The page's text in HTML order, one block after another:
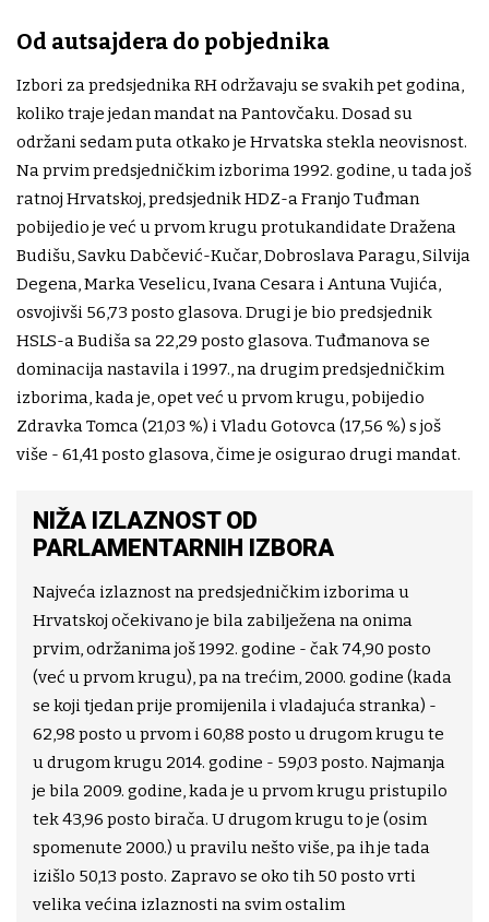
Od autsajdera do pobjednika
Izbori za predsjednika RH održavaju se svakih pet godina,
koliko traje jedan mandat na Pantovčaku. Dosad su
održani sedam puta otkako je Hrvatska stekla neovisnost.
Na prvim predsjedničkim izborima 1992. godine, u tada još
ratnoj Hrvatskoj, predsjednik HDZ-a Franjo Tuđman
pobijedio je već u prvom krugu protukandidate Dražena
Budišu, Savku Dabčević-Kučar, Dobroslava Paragu, Silvija
Degena, Marka Veselicu, Ivana Cesara i Antuna Vujića,
osvojivši 56,73 posto glasova. Drugi je bio predsjednik
HSLS-a Budiša sa 22,29 posto glasova. Tuđmanova se
dominacija nastavila i 1997., na drugim predsjedničkim
izborima, kada je, opet već u prvom krugu, pobijedio
Zdravka Tomca (21,03 %) i Vladu Gotovca (17,56 %) s još
više - 61,41 posto glasova, čime je osigurao drugi mandat.
NIŽA IZLAZNOST OD
PARLAMENTARNIH IZBORA
Najveća izlaznost na predsjedničkim izborima u
Hrvatskoj očekivano je bila zabilježena na onima
prvim, održanima još 1992. godine - čak 74,90 posto
(već u prvom krugu), pa na trećim, 2000. godine (kada
se koji tjedan prije promijenila i vladajuća stranka) -
62,98 posto u prvom i 60,88 posto u drugom krugu te
u drugom krugu 2014. godine - 59,03 posto. Najmanja
je bila 2009. godine, kada je u prvom krugu pristupilo
tek 43,96 posto birača. U drugom krugu to je (osim
spomenute 2000.) u pravilu nešto više, pa ih je tada
izišlo 50,13 posto. Zapravo se oko tih 50 posto vrti
velika većina izlaznosti na svim ostalim